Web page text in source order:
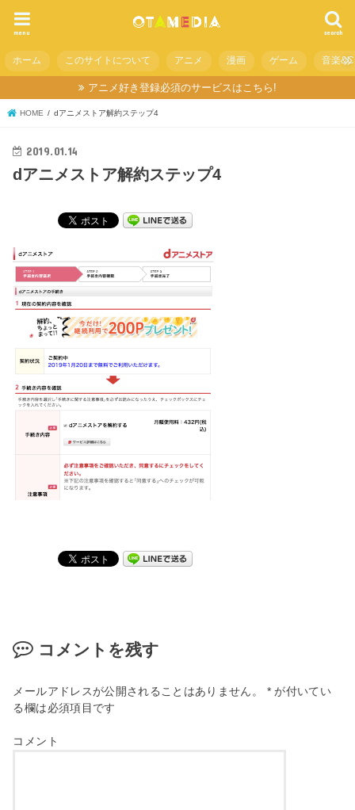
search
menu
ホーム このサイトについて アニメ 漫画 ゲーム 音楽
アニメ好き登録必須のサービスはこちら!
HOME dアニメストア解約ステップ4
2019.01.14
dアニメストア解約ステップ4
コメントを残す
メールアドレスが公開されることはありません。 *が付いてい
る欄は必須項目です
コメント